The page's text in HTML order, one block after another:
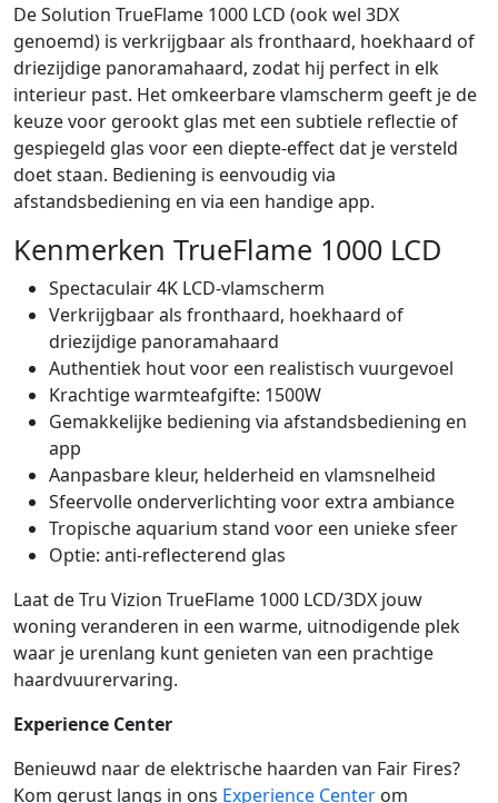
De Solution TrueFlame 1000 LCD (ook wel 3DX
genoemd) is verkrijgbaar als fronthaard, hoekhaard of
driezijdige panoramahaard, zodat hij perfect in elk
interieur past. Het omkeerbare vlamscherm geeft je de
keuze voor gerookt glas met een subtiele reflectie of
gespiegeld glas voor een diepte-effect dat je versteld
doet staan. Bediening is eenvoudig via
afstandsbediening en via een handige app.
Kenmerken TrueFlame 1000 LCD
Spectaculair 4K LCD-vlamscherm
Verkrijgbaar als fronthaard, hoekhaard of
driezijdige panoramahaard
Authentiek hout voor een realistisch vuurgevoel
Krachtige warmteafgifte: 1500W
Gemakkelijke bediening via afstandsbediening en
app
Aanpasbare kleur, helderheid en vlamsnelheid
Sfeervolle onderverlichting voor extra ambiance
Tropische aquarium stand voor een unieke sfeer
Optie: anti-reflecterend glas
Laat de Tru Vizion TrueFlame 1000 LCD/3DX jouw
woning veranderen in een warme, uitnodigende plek
waar je urenlang kunt genieten van een prachtige
haardvuurervaring.
Experience Center
Benieuwd naar de elektrische haarden van Fair Fires?
Kom gerust langs in ons Experience Center om